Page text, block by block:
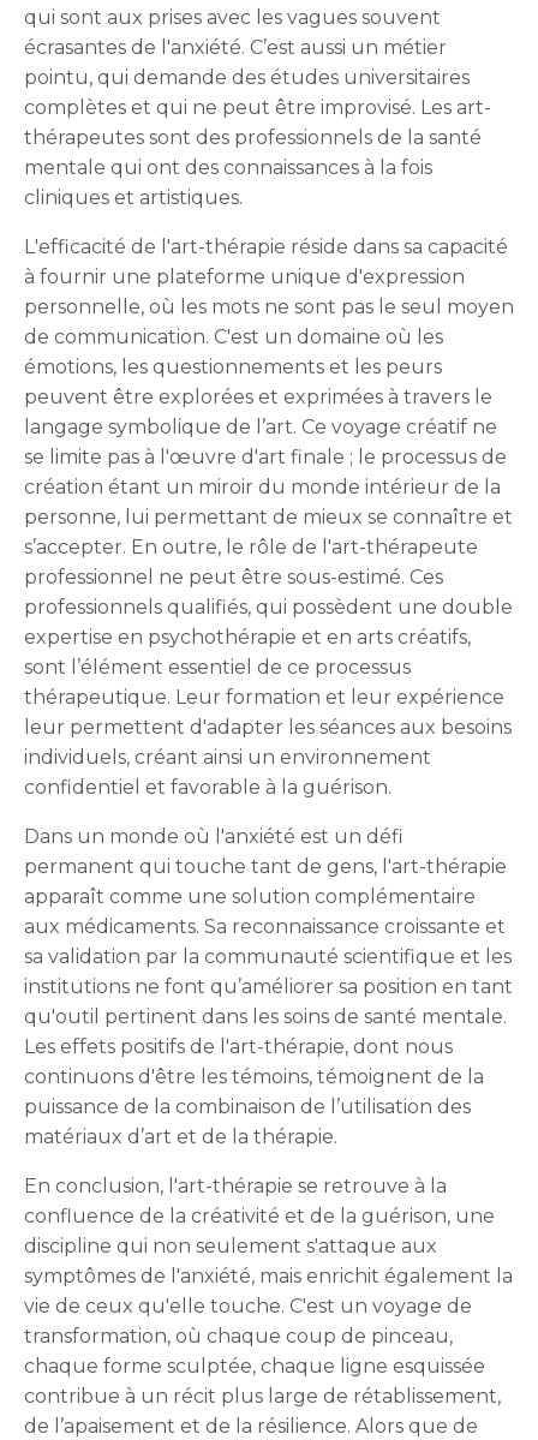
qui sont aux prises avec les vagues souvent
écrasantes de l'anxiété. C’est aussi un métier
pointu, qui demande des études universitaires
complètes et qui ne peut être improvisé. Les art-
thérapeutes sont des professionnels de la santé
mentale qui ont des connaissances à la fois
cliniques et artistiques.
L'efficacité de l'art-thérapie réside dans sa capacité
à fournir une plateforme unique d'expression
personnelle, où les mots ne sont pas le seul moyen
de communication. C'est un domaine où les
émotions, les questionnements et les peurs
peuvent être explorées et exprimées à travers le
langage symbolique de l’art. Ce voyage créatif ne
se limite pas à l'œuvre d'art finale ; le processus de
création étant un miroir du monde intérieur de la
personne, lui permettant de mieux se connaître et
s’accepter. En outre, le rôle de l'art-thérapeute
professionnel ne peut être sous-estimé. Ces
professionnels qualifiés, qui possèdent une double
expertise en psychothérapie et en arts créatifs,
sont l’élément essentiel de ce processus
thérapeutique. Leur formation et leur expérience
leur permettent d'adapter les séances aux besoins
individuels, créant ainsi un environnement
confidentiel et favorable à la guérison.
Dans un monde où l'anxiété est un défi
permanent qui touche tant de gens, l'art-thérapie
apparaît comme une solution complémentaire
aux médicaments. Sa reconnaissance croissante et
sa validation par la communauté scientifique et les
institutions ne font qu’améliorer sa position en tant
qu'outil pertinent dans les soins de santé mentale.
Les effets positifs de l'art-thérapie, dont nous
continuons d'être les témoins, témoignent de la
puissance de la combinaison de l’utilisation des
matériaux d’art et de la thérapie.
En conclusion, l'art-thérapie se retrouve à la
confluence de la créativité et de la guérison, une
discipline qui non seulement s'attaque aux
symptômes de l'anxiété, mais enrichit également la
vie de ceux qu'elle touche. C'est un voyage de
transformation, où chaque coup de pinceau,
chaque forme sculptée, chaque ligne esquissée
contribue à un récit plus large de rétablissement,
de l’apaisement et de la résilience. Alors que de